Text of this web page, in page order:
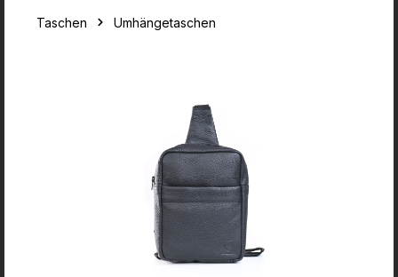
Taschen Umhängetaschen